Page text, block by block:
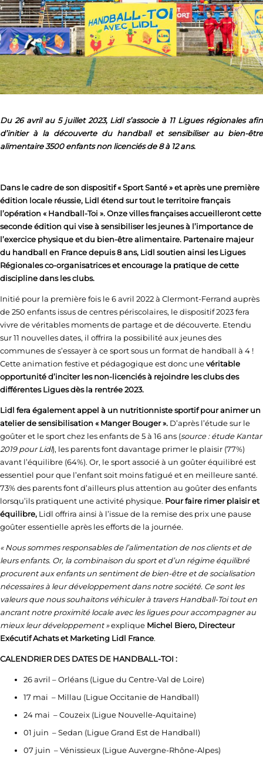
Du 26 avril au 5 juillet 2023, Lidl s’associe à 11 Ligues régionales afin
d’initier à la découverte du handball et sensibiliser au bien-être
alimentaire 3500 enfants non licenciés de 8 à 12 ans.
Dans le cadre de son dispositif « Sport Santé » et après une première
édition locale réussie, Lidl étend sur tout le territoire français
l’opération « Handball-Toi ». Onze villes françaises accueilleront cette
seconde édition qui vise à sensibiliser les jeunes à l’importance de
l’exercice physique et du bien-être alimentaire. Partenaire majeur
du handball en France depuis 8 ans, Lidl soutien ainsi les Ligues
Régionales co-organisatrices et encourage la pratique de cette
discipline dans les clubs.
Initié pour la première fois le 6 avril 2022 à Clermont-Ferrand auprès
de 250 enfants issus de centres périscolaires, le dispositif 2023 fera
vivre de véritables moments de partage et de découverte. Etendu
sur 11 nouvelles dates, il offrira la possibilité aux jeunes des
communes de s’essayer à ce sport sous un format de handball à 4 !
Cette animation festive et pédagogique est donc unevéritable
opportunité d’inciter les non-licenciés à rejoindre les clubs des
différentes Ligues dès la rentrée 2023.
Lidl fera également appel à un nutritionniste sportif pour animer un
atelier de sensibilisation « Manger Bouger ». D’après l’étude sur le
goûter et le sport chez les enfants de 5 à 16 ans (source : étude Kantar
2019 pour Lidl), les parents font davantage primer le plaisir (77%)
avant l’équilibre (64%). Or, le sport associé à un goûter équilibré est
essentiel pour que l’enfant soit moins fatigué et en meilleure santé.
73% des parents font d’ailleurs plus attention au goûter des enfants
lorsqu’ils pratiquent une activité physique. Pour faire rimer plaisir et
équilibre, Lidl offrira ainsi à l’issue de la remise des prix une pause
goûter essentielle après les efforts de la journée.
« Nous sommes responsables de l’alimentation de nos clients et de
leurs enfants. Or, la combinaison du sport et d’un régime équilibré
procurent aux enfants un sentiment de bien-être et de socialisation
nécessaires à leur développement dans notre société. Ce sont les
valeurs que nous souhaitons véhiculer à travers Handball-Toi tout en
ancrant notre proximité locale avec les ligues pour accompagner au
mieux leur développement »explique Michel Biero, Directeur
Exécutif Achats et Marketing Lidl France.
CALENDRIER DES DATES DE HANDBALL-TOI :
26 avril – Orléans (Ligue du Centre-Val de Loire)
17 mai – Millau (Ligue Occitanie de Handball)
24 mai – Couzeix (Ligue Nouvelle-Aquitaine)
01 juin – Sedan (Ligue Grand Est de Handball)
07 juin – Vénissieux (Ligue Auvergne-Rhône-Alpes)